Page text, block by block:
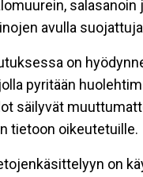
salasanoin
avulla
on
pyritään
säilyvät
tietoon oikeutetuille.
on